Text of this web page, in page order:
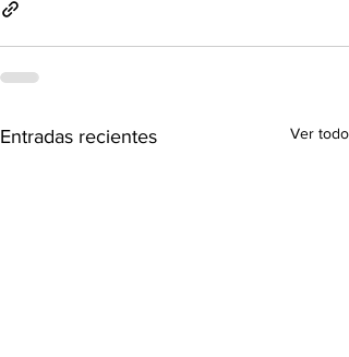
Entradas recientes Ver todo